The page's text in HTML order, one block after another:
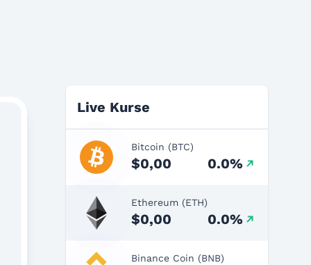
Live Kurse
Bitcoin (BTC)
$0,00 0.0%
Ethereum (ETH)
$0,00 0.0%
Binance Coin (BNB)